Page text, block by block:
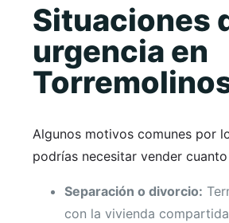
Situaciones
urgencia en
Algunos motivos comunes por
podrías necesitar vender
Separación o divorcio:
con la vivienda compartida